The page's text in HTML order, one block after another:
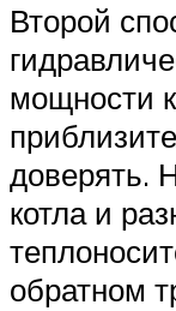
Второй
мощности
доверять.
котла и
обратном